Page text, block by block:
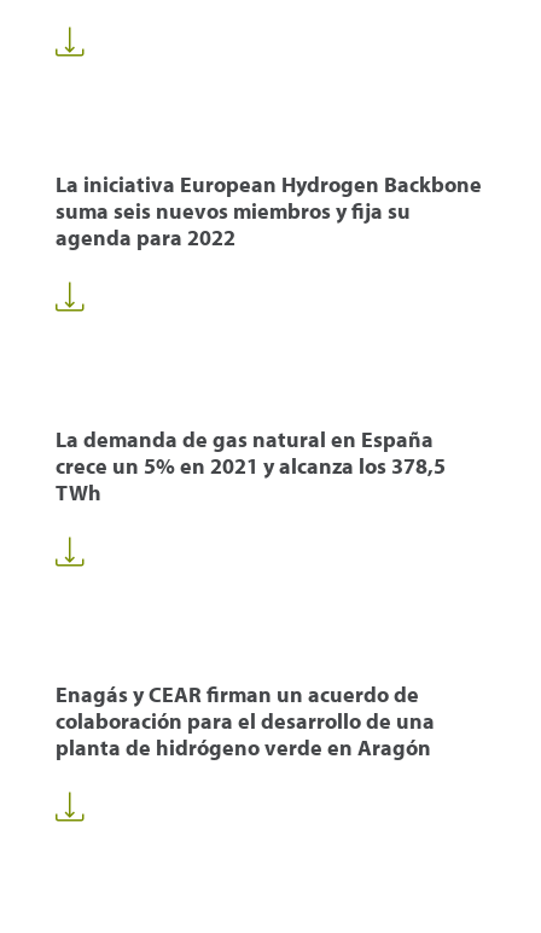
La iniciativa European Hydrogen Backbone
suma seis nuevos miembros y fija su
agenda para 2022
La demanda de gas natural en España
crece un 5% en 2021 y alcanza los 378,5
TWh
Enagás y CEAR firman un acuerdo de
colaboración para el desarrollo de una
planta de hidrógeno verde en Aragón